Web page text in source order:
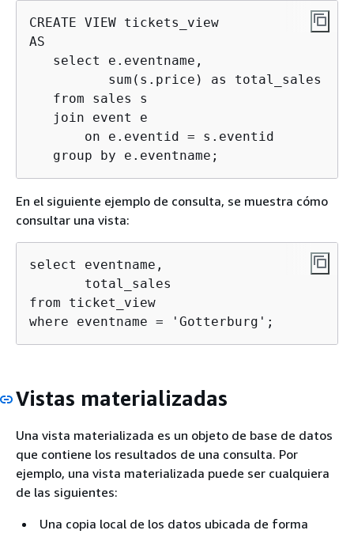
CREATE VIEW tickets_view
AS
   select e.eventname,
          sum(s.price) as total_sales
   from sales s
   join event e
       on e.eventid = s.eventid
   group by e.eventname;
En el siguiente ejemplo de consulta, se muestra cómo
consultar una vista:
select eventname,
       total_sales
from ticket_view
where eventname = 'Gotterburg';
Vistas materializadas
Una vista materializada es un objeto de base de datos
que contiene los resultados de una consulta. Por
ejemplo, una vista materializada puede ser cualquiera
de las siguientes:
Una copia local de los datos ubicada de forma